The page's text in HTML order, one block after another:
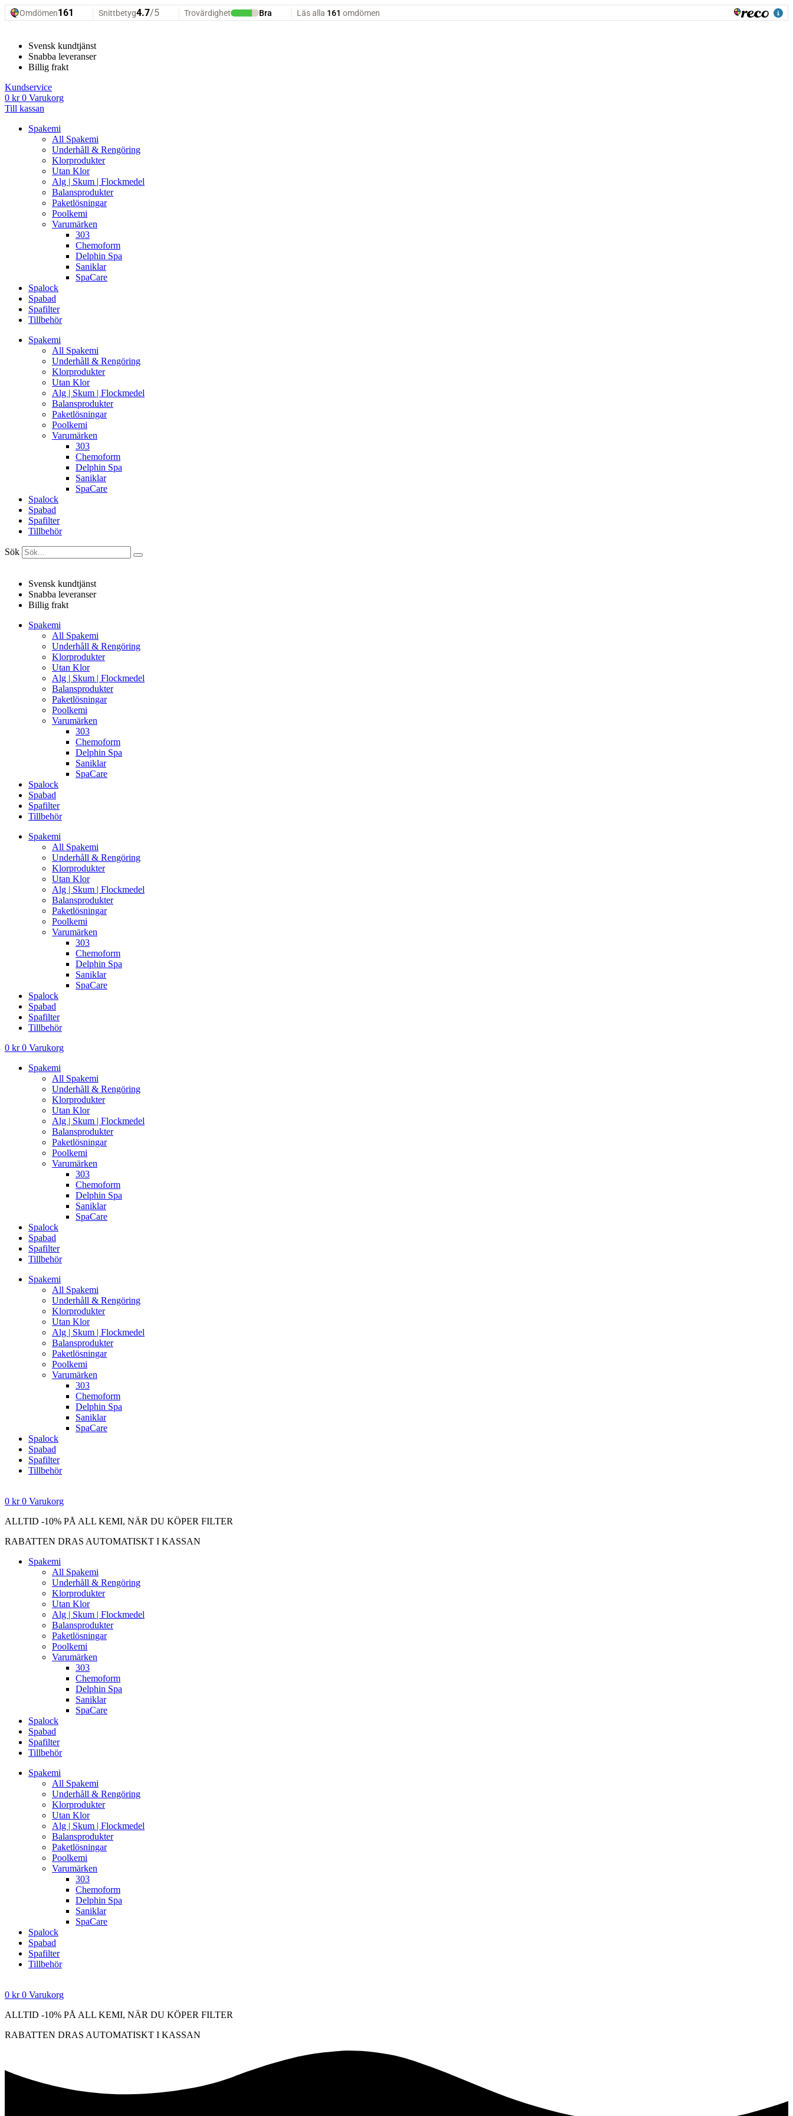
Hoppa
till
Svensk kundtjänst
Snabba leveranser
Billig frakt
Kundservice
0 kr 0 Varukorg
Till kassan
Spakemi
All Spakemi
Underhåll & Rengöring
Klorprodukter
Utan Klor
Alg | Skum | Flockmedel
Balansprodukter
Paketlösningar
Poolkemi
Varumärken
303
Chemoform
Delphin Spa
Saniklar
SpaCare
Spalock
Spabad
Spafilter
Tillbehör
Spakemi
All Spakemi
Underhåll & Rengöring
Klorprodukter
Utan Klor
Alg | Skum | Flockmedel
Balansprodukter
Paketlösningar
Poolkemi
Varumärken
303
Chemoform
Delphin Spa
Saniklar
SpaCare
Spalock
Spabad
Spafilter
Tillbehör
Sök
Svensk kundtjänst
Snabba leveranser
Billig frakt
Spakemi
All Spakemi
Underhåll & Rengöring
Klorprodukter
Utan Klor
Alg | Skum | Flockmedel
Balansprodukter
Paketlösningar
Poolkemi
Varumärken
303
Chemoform
Delphin Spa
Saniklar
SpaCare
Spalock
Spabad
Spafilter
Tillbehör
Spakemi
All Spakemi
Underhåll & Rengöring
Klorprodukter
Utan Klor
Alg | Skum | Flockmedel
Balansprodukter
Paketlösningar
Poolkemi
Varumärken
303
Chemoform
Delphin Spa
Saniklar
SpaCare
Spalock
Spabad
Spafilter
Tillbehör
0 kr 0 Varukorg
Spakemi
All Spakemi
Underhåll & Rengöring
Klorprodukter
Utan Klor
Alg | Skum | Flockmedel
Balansprodukter
Paketlösningar
Poolkemi
Varumärken
303
Chemoform
Delphin Spa
Saniklar
SpaCare
Spalock
Spabad
Spafilter
Tillbehör
Spakemi
All Spakemi
Underhåll & Rengöring
Klorprodukter
Utan Klor
Alg | Skum | Flockmedel
Balansprodukter
Paketlösningar
Poolkemi
Varumärken
303
Chemoform
Delphin Spa
Saniklar
SpaCare
Spalock
Spabad
Spafilter
Tillbehör
0 kr 0 Varukorg
ALLTID -10% PÅ ALL KEMI, NÄR DU KÖPER FILTER
RABATTEN DRAS AUTOMATISKT I KASSAN
Spakemi
All Spakemi
Underhåll & Rengöring
Klorprodukter
Utan Klor
Alg | Skum | Flockmedel
Balansprodukter
Paketlösningar
Poolkemi
Varumärken
303
Chemoform
Delphin Spa
Saniklar
SpaCare
Spalock
Spabad
Spafilter
Tillbehör
Spakemi
All Spakemi
Underhåll & Rengöring
Klorprodukter
Utan Klor
Alg | Skum | Flockmedel
Balansprodukter
Paketlösningar
Poolkemi
Varumärken
303
Chemoform
Delphin Spa
Saniklar
SpaCare
Spalock
Spabad
Spafilter
Tillbehör
0 kr 0 Varukorg
ALLTID -10% PÅ ALL KEMI, NÄR DU KÖPER FILTER
RABATTEN DRAS AUTOMATISKT I KASSAN